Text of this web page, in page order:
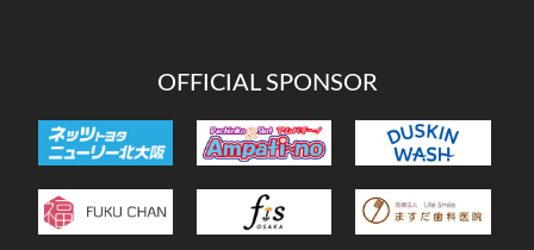
OFFICIAL SPONSOR